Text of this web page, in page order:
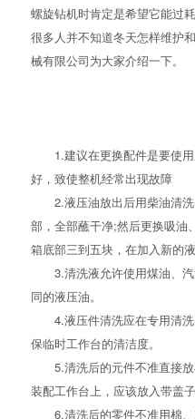
螺旋钻机时肯定是希望它能过
很多人并不知道冬天怎样维护
械有限公司为大家介绍一下。
1.建议在更换配件是要使用
好，致使整机经常出现故障
2.液压油放出后用柴油清洗
部，全部蘸干净;然后更换吸油
箱底部三到五块，在加入新的液
3.清洗液允许使用煤油、汽
同的液压油。
4.液压件清洗应在专用清洗
保临时工作台的清洁度。
5.清洗后的元件不准直接放
装配工作台上，应该放入带盖
6.清洗后的零件不准用棉、